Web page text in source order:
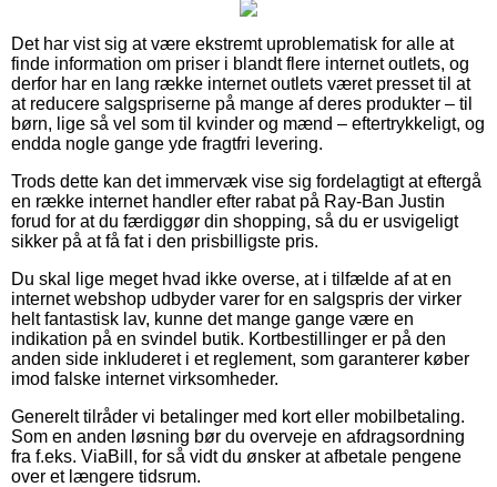
Det har vist sig at være ekstremt uproblematisk for alle at
finde information om priser i blandt flere internet outlets, og
derfor har en lang række internet outlets været presset til at
at reducere salgspriserne på mange af deres produkter – til
børn, lige så vel som til kvinder og mænd – eftertrykkeligt, og
endda nogle gange yde fragtfri levering.
Trods dette kan det immervæk vise sig fordelagtigt at eftergå
en række internet handler efter rabat på Ray-Ban Justin
forud for at du færdiggør din shopping, så du er usvigeligt
sikker på at få fat i den prisbilligste pris.
Du skal lige meget hvad ikke overse, at i tilfælde af at en
internet webshop udbyder varer for en salgspris der virker
helt fantastisk lav, kunne det mange gange være en
indikation på en svindel butik. Kortbestillinger er på den
anden side inkluderet i et reglement, som garanterer køber
imod falske internet virksomheder.
Generelt tilråder vi betalinger med kort eller mobilbetaling.
Som en anden løsning bør du overveje en afdragsordning
fra f.eks. ViaBill, for så vidt du ønsker at afbetale pengene
over et længere tidsrum.